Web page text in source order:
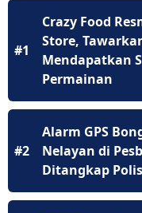
#1
Crazy Food
Store,
Mendapatkan
Permainan
#2
Alarm GPS
Nelayan di
Ditangkap